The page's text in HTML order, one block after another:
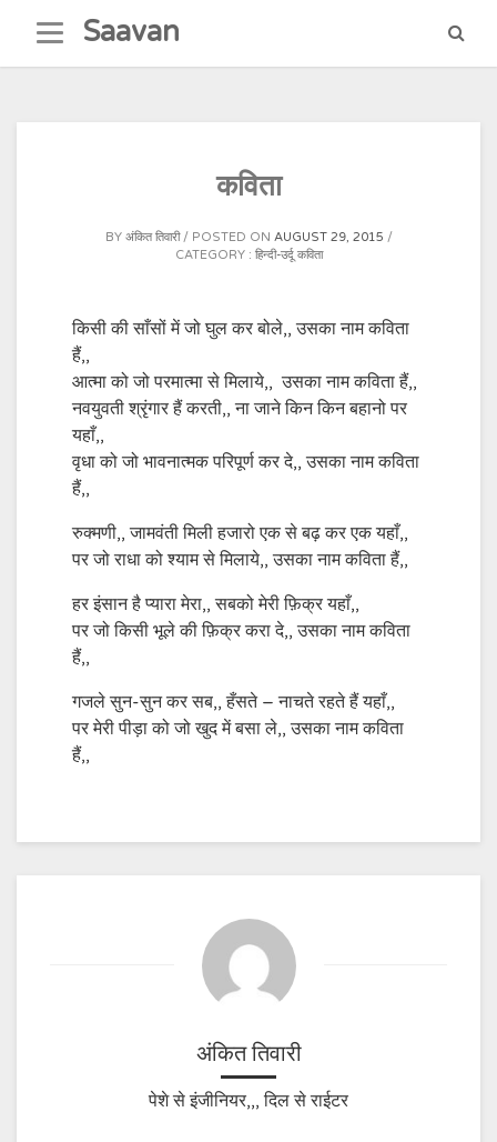
content
Saavan
कविता
BY अंकित तिवारी POSTED ON AUGUST 29, 2015
CATEGORY : हिन्दी-उर्दू कविता
किसी की साँसों में जो घुल कर बोले,, उसका नाम कविता
हैं,,
आत्मा को जो परमात्मा से मिलाये,, उसका नाम कविता हैं,,
नवयुवती श्रृंगार हैं करती,, ना जाने किन किन बहानो पर
यहाँ,,
वृधा को जो भावनात्मक परिपूर्ण कर दे,, उसका नाम कविता
हैं,,
रुक्मणी,, जामवंती मिली हजारो एक से बढ़ कर एक यहाँ,,
पर जो राधा को श्याम से मिलाये,, उसका नाम कविता हैं,,
हर इंसान है प्यारा मेरा,, सबको मेरी फ़िक्र यहाँ,,
पर जो किसी भूले की फ़िक्र करा दे,, उसका नाम कविता
हैं,,
गजले सुन-सुन कर सब,, हँसते – नाचते रहते हैं यहाँ,,
पर मेरी पीड़ा को जो खुद में बसा ले,, उसका नाम कविता
हैं,,
अंकित तिवारी
पेशे से इंजीनियर,,, दिल से राईटर